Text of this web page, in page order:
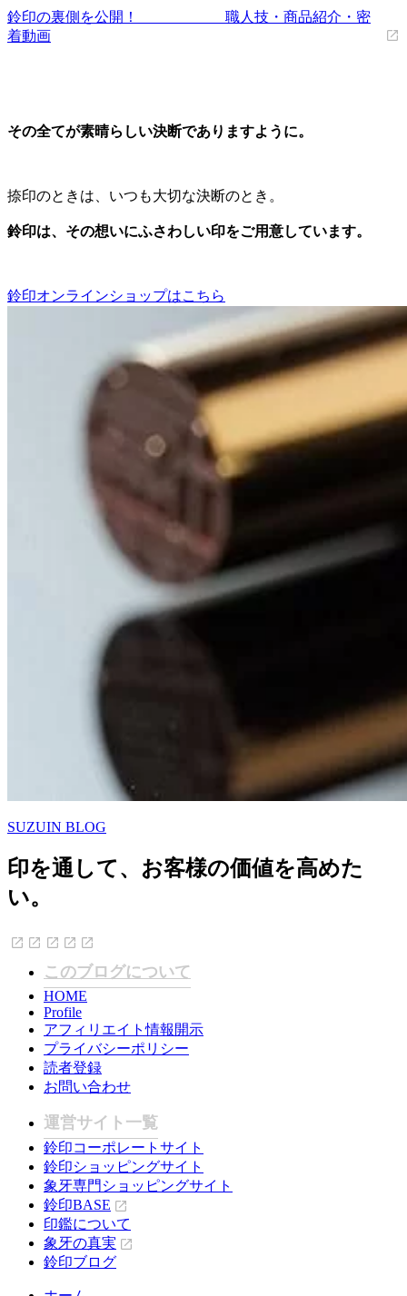
鈴印の裏側を公開！ 職人技・商品紹介・密
着動画
その全てが素晴らしい決断でありますように。
捺印のときは、いつも大切な決断のとき。
鈴印は、その想いにふさわしい印をご用意しています。
鈴印オンラインショップはこちら
SUZUIN BLOG
印を通して、お客様の価値を高めた
い。
このブログについて
HOME
Profile
アフィリエイト情報開示
プライバシーポリシー
読者登録
お問い合わせ
運営サイト一覧
鈴印コーポレートサイト
鈴印ショッピングサイト
象牙専門ショッピングサイト
鈴印BASE
印鑑について
象牙の真実
鈴印ブログ